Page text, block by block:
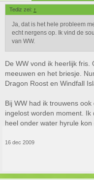
Tediz zei: ↑
Ja, dat is het hele probleem
echt nergens op. Ik vind de
van WW.
De WW vond ik heerlijk
meeuwen en het briesje.
Dragon Roost en Windfall
Bij WW had ik trouwens
ingelost worden moment.
heel onder water hyrule
16 dec 2009